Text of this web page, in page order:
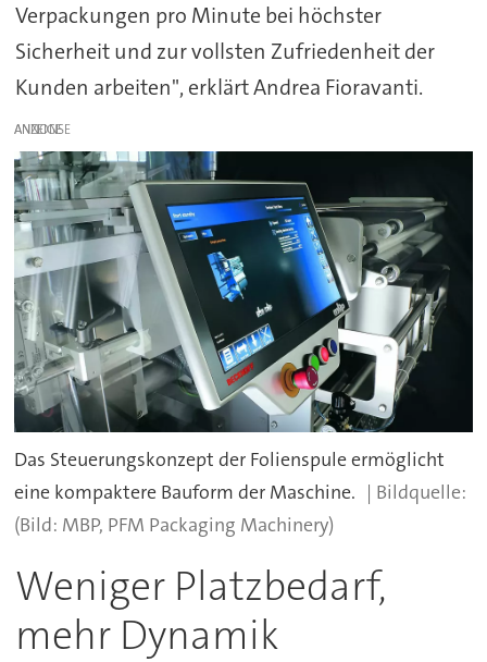
Verpackungen pro Minute bei höchster
Sicherheit und zur vollsten Zufriedenheit der
Kunden arbeiten", erklärt Andrea Fioravanti.
ANZEIGE
Das Steuerungskonzept der Folienspule ermöglicht
eine kompaktere Bauform der Maschine.
(Bild: MBP, PFM Packaging Machinery)
Weniger Platzbedarf,
mehr Dynamik